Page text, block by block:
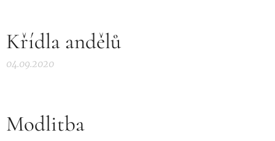
Křídla andělů
04.09.2020
Modlitba